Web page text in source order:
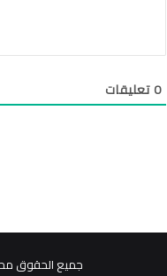
0تعليقات
جميع الحقوق